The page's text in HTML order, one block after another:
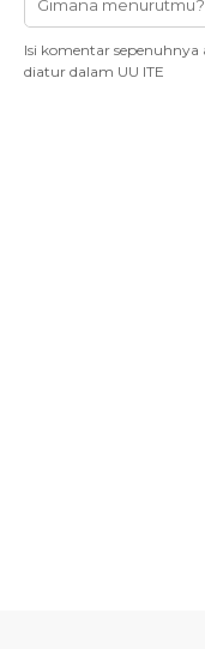
Isi komentar
diatur dalam UU ITE